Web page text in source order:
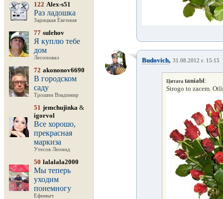
122 Alex-s51
Раз ладошка
Зарицкая Евгения
77 sulehov
Я куплю тебе
дом
Лесоповал
72 akononov6690
В городском
саду
Трошин Владимир
51 jemchujinka &
igorvol
Все хорошо,
прекрасная
маркиза
Утесов Леонид
50 lalalala2000
Мы теперь
уходим
понемногу
Ефимыч
Budovich, 31.08.2012 г. 15:15
Цитата taniabl:
Strogo to zacem.